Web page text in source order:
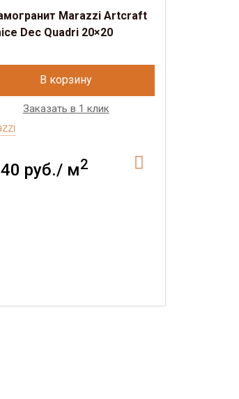
Marazzi Artcraft
Dec Quadri 20×20
В корзину
Заказать в 1 клик
руб./ м2